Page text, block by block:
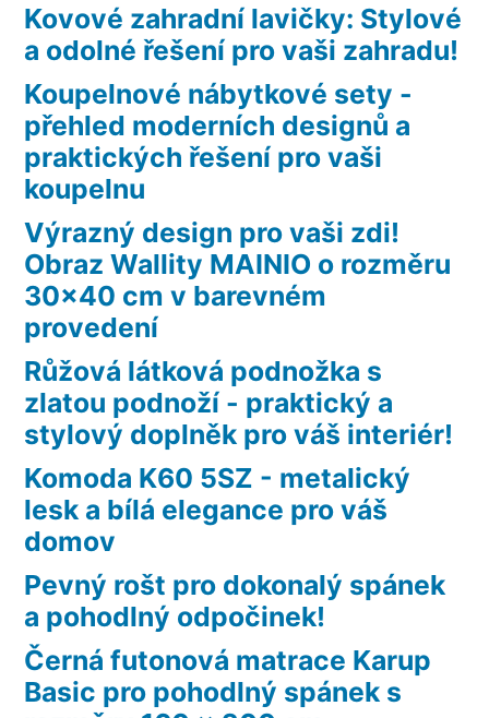
Kovové zahradní lavičky: Stylové
a odolné řešení pro vaši zahradu!
Koupelnové nábytkové sety -
přehled moderních designů a
praktických řešení pro vaši
koupelnu
Výrazný design pro vaši zdi!
Obraz Wallity MAINIO o rozměru
30×40 cm v barevném
provedení
Růžová látková podnožka s
zlatou podnoží - praktický a
stylový doplněk pro váš interiér!
Komoda K60 5SZ - metalický
lesk a bílá elegance pro váš
domov
Pevný rošt pro dokonalý spánek
a pohodlný odpočinek!
Černá futonová matrace Karup
Basic pro pohodlný spánek s